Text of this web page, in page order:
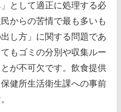
として適正に処理する必
からの苦情で最も多いも
し方」に関する問題であ
もゴミの分別や収集ルー
が不可欠です。飲食提供
健所生活衛生課への事前